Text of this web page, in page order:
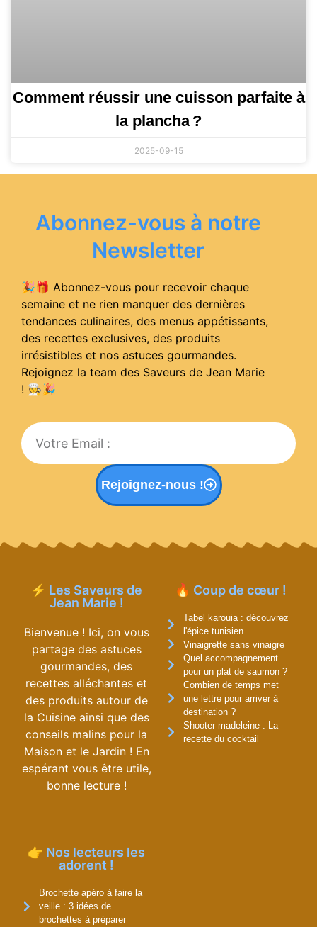
Comment réussir une cuisson parfaite à
la plancha ?
2025-09-15
Abonnez-vous à notre
Newsletter
🎉🎁 Abonnez-vous pour recevoir chaque
semaine et ne rien manquer des dernières
tendances culinaires, des menus appétissants,
des recettes exclusives, des produits
irrésistibles et nos astuces gourmandes.
Rejoignez la team des Saveurs de Jean Marie
! 🧑‍🍳🎉
Rejoignez-nous !
⚡ Les Saveurs de
Jean Marie !
Bienvenue ! Ici, on vous
partage des astuces
gourmandes, des
recettes alléchantes et
des produits autour de
la Cuisine ainsi que des
conseils malins pour la
Maison et le Jardin ! En
espérant vous être utile,
bonne lecture !
🔥 Coup de cœur !
Tabel karouia : découvrez
l'épice tunisien
Vinaigrette sans vinaigre
Quel accompagnement
pour un plat de saumon ?
Combien de temps met
une lettre pour arriver à
destination ?
Shooter madeleine : La
recette du cocktail
👉 Nos lecteurs les
adorent !
Brochette apéro à faire la
veille : 3 idées de
brochettes à préparer